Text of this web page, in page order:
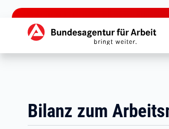
zu den Hauptinhalten springen
Hauptnavigation
Bilanz zum